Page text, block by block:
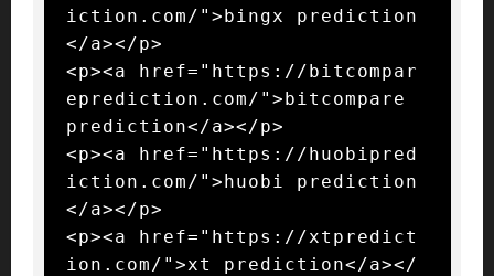
iction.com/">bingx prediction
</a></p>
<p><a href="https://bitcompar
eprediction.com/">bitcompare
prediction</a></p>
<p><a href="https://huobipred
iction.com/">huobi prediction
</a></p>
<p><a href="https://xtpredict
ion.com/">xt prediction</a></